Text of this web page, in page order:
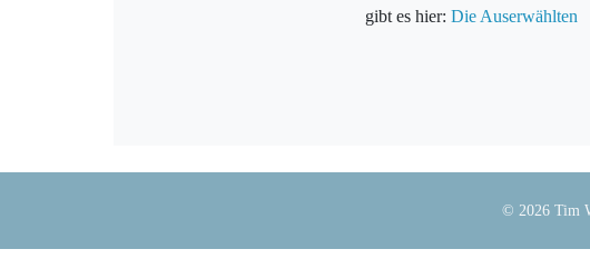
gibt es hier: Die Auserwählten
© 2026 Tim